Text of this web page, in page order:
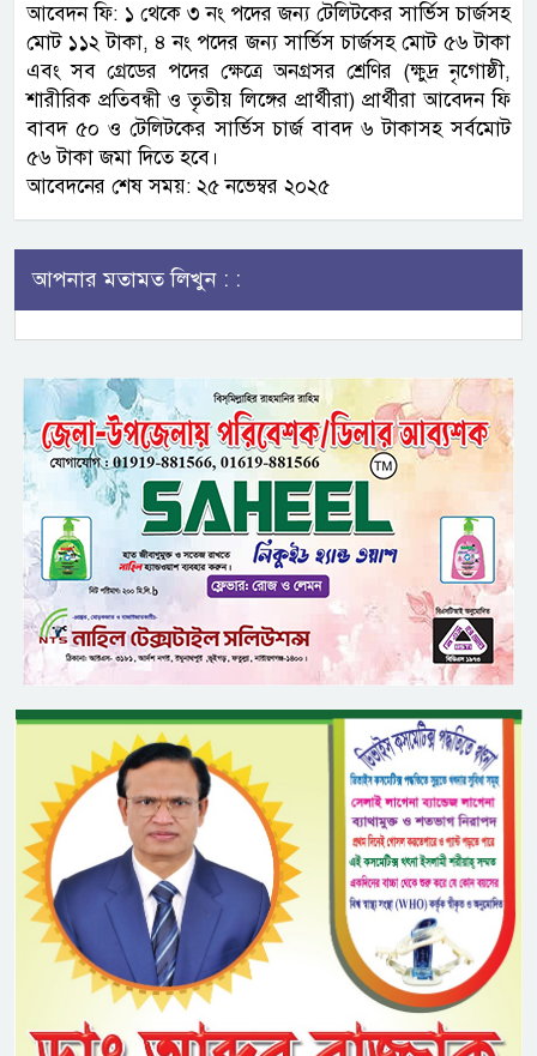
আবেদন ফি: ১ থেকে ৩ নং পদের জন্য টেলিটকের সার্ভিস চার্জসহ
মোট ১১২ টাকা, ৪ নং পদের জন্য সার্ভিস চার্জসহ মোট ৫৬ টাকা
এবং সব গ্রেডের পদের ক্ষেত্রে অনগ্রসর শ্রেণির (ক্ষুদ্র নৃগোষ্ঠী,
শারীরিক প্রতিবন্ধী ও তৃতীয় লিঙ্গের প্রার্থীরা) প্রার্থীরা আবেদন ফি
বাবদ ৫০ ও টেলিটকের সার্ভিস চার্জ বাবদ ৬ টাকাসহ সর্বমোট
৫৬ টাকা জমা দিতে হবে।
আবেদনের শেষ সময়: ২৫ নভেম্বর ২০২৫
আপনার মতামত লিখুন : :